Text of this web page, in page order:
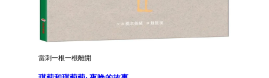
當刺一根一根離開